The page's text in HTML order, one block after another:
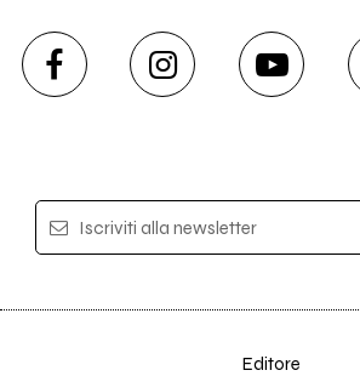
Iscriviti alla newsletter
Editore